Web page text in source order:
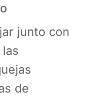
junto con
de